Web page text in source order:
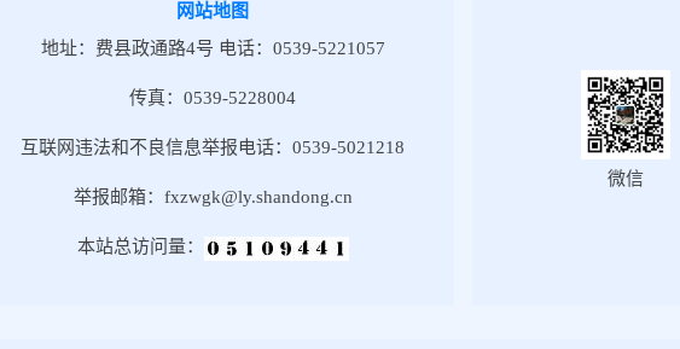
网站地图
地址：费县政通路4号 电话：0539-5221057
传真：0539-5228004
互联网违法和不良信息举报电话：0539-5021218
举报邮箱：fxzwgk@ly.shandong.cn
本站总访问量：
微信